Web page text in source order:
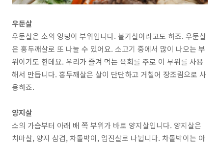
우둔살
우둔살은 소의 엉덩이 부위입니다. 볼기살이라고도 하죠. 우둔살
은 홍두깨살로 또 나눌 수 있어요. 소고기 중에서 많이 나오는 부
위이기도 한데요. 우리가 즐겨 먹는 육회를 주로 이 부위를 사용
해서 만듭니다. 홍두깨살은 살이 단단하고 거칠어 장조림으로 사
용하죠.
양지살
소의 가슴부터 아래 배 쪽 부위가 바로 양지살입니다. 양지살은
치마살, 양지 삼겹, 차돌박이, 업진살로 나뉩니다. 차돌박이는 아